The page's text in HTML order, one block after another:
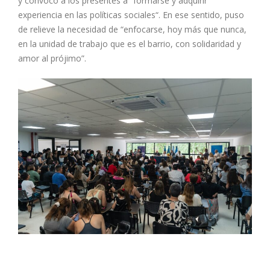
experiencia en las políticas sociales“. En ese sentido, puso
de relieve la necesidad de “enfocarse, hoy más que nunca,
en la unidad de trabajo que es el barrio, con solidaridad y
amor al prójimo”.